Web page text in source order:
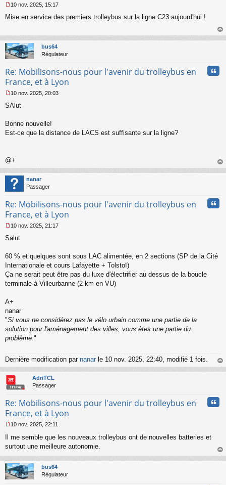
e
a
g
e
o
u
10 nov. 2025, 15:17
Mise en service des premiers trolleybus sur la ligne C23 aujourd'hui !
au
bus64
Régulateur
Re: Mobilisons-nous pour l'avenir du trolleybus en
France, et à Lyon
e
s
g
o
n
l
u
10 nov. 2025, 20:03
SAlut
Bonne nouvelle!
Est-ce que la distance de LACS est suffisante sur la ligne?
@+
au
nanar
Passager
Re: Mobilisons-nous pour l'avenir du trolleybus en
France, et à Lyon
e
s
g
e
n
n
u
10 nov. 2025, 21:17
Salut
60 % et quelques sont sous LAC alimentée, en 2 sections (SP de la Cité
Internationale et cours Lafayette + Tolstoï)
Ça ne serait peut être pas du luxe d'électrifier au dessus de la boucle
terminale à Villeurbanne (2 km en VU)
A+
nanar
"Si vous ne considérez pas le vélo urbain comme une partie de la
solution pour l'aménagement des villes, vous êtes une partie du
problème."
Dernière modification par nanar le 10 nov. 2025, 22:40, modifié 1 fois.
au
AdriTCL
Passager
Re: Mobilisons-nous pour l'avenir du trolleybus en
France, et à Lyon
e
s
a
g
e
10 nov. 2025, 22:11
Il me semble que les nouveaux trolleybus ont de nouvelles batteries et
surtout une meilleure autonomie.
au
bus64
Régulateur